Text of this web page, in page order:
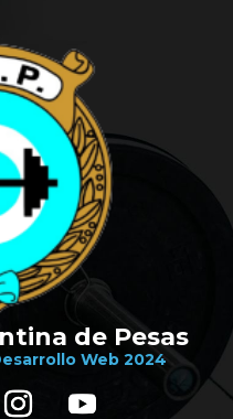
de Pesas
Web 2024